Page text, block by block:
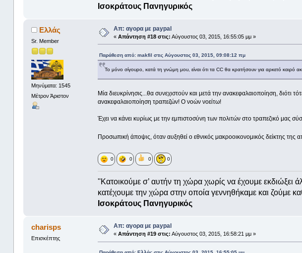
Ισοκράτους Πανηγυρικός
Ελλάς
Sr. Member
Μηνύματα: 1545
Μέτρον Άριστον
Απ: αγορα με paypal
« Απάντηση #18 στις: Αύγουστος 03, 2015, 16:55:05 μμ »
Παράθεση από: makfil στις Αύγουστος 03, 2015, 09:08:12 πμ
Το μόνο σίγουρο, κατά τη γνώμη μου, είναι ότι τα CC θα κρατήσουν για αρκετό καιρό
Μία διευκρίνησις...θα συνεχιστούν και μετά την ανακεφαλαιοποίηση,
ανακεφαλαιοποίηση τραπεζών! Ο νοών νοείτω!
Έχει να κάνει κυρίως με την εμπιστοσύνη των πολιτών στο τραπεζικό μας
Προσωπική άποψις, όταν αυξηθεί ο εθνικός μακροοικονομικός δείκτης
0 0 0 0
''Κατοικούμε σ’ αυτήν τη χώρα χωρίς να έχουμε εκδιώξει
κατέχουμε την χώρα στην οποία γεννηθήκαμε και ζούμε
Ισοκράτους Πανηγυρικός
charisps
Επισκέπτης
Απ: αγορα με paypal
« Απάντηση #19 στις: Αύγουστος 03, 2015, 16:58:21 μμ »